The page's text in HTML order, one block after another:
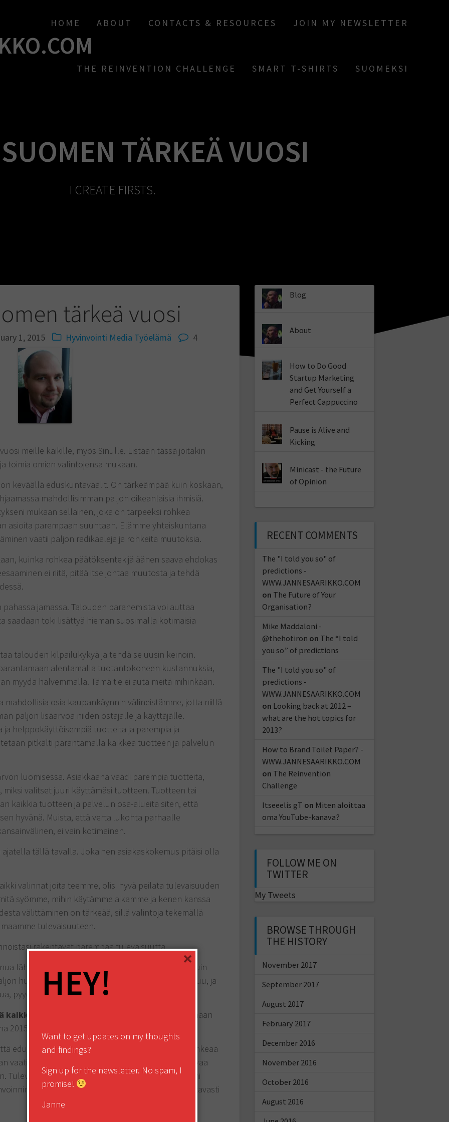
HOME ABOUT CONTACTS & RESOURCES JOIN MY NEWSLETTER
THE REINVENTION CHALLENGE SMART T-SHIRTS SUOMEKSI
TÄRKEÄ VUOSI
I CREATE FIRSTS.
tärkeä vuosi
1, 2015 Hyvinvointi Media Työelämä 4
meille kaikille, myös Sinulle. Listaan tässä joitakin
toimia omien valintojensa mukaan.
keväällä eduskuntavaalit. On tärkeämpää kuin koskaan,
mahdollisimman paljon oikeanlaisia ihmisiä.
mukaan sellainen, joka on tarpeeksi rohkea
asioita parempaan suuntaan. Elämme yhteiskuntana
vaatii paljon radikaaleja ja rohkeita muutoksia.
kuinka rohkea päätöksentekijä äänen saava ehdokas
ei riitä, pitää itse johtaa muutosta ja tehdä
jamassa. Talouden paranemista voi auttaa
saadaan toki lisättyä hieman suosimalla kotimaisia
talouden kilpailukykyä ja tehdä se uusin keinoin.
alentamalla tuotantokoneen kustannuksia,
myydä halvemmalla. Tämä tie ei auta meitä mihinkään.
mahdollisia osia kaupankäynnin välineistämme, jotta niillä
paljon lisäarvoa niiden ostajalle ja käyttäjälle.
ja helppokäyttöisempiä tuotteita ja parempia ja
pitkälti parantamalla kaikkea tuotteen ja palvelun
luomisessa. Asiakkaana vaadi parempia tuotteita,
valitset juuri käyttämäsi tuotteen. Tuotteen tai
kaikkia tuotteen ja palvelun osa-alueita siten, että
hyvänä. Muista, että vertailukohta parhaalle
ei vain kotimainen.
tällä tavalla. Jokainen asiakaskokemus pitäisi olla
valinnat joita teemme, olisi hyvä peilata tulevaisuuden
syömme, mihin käytämme aikamme ja kenen kanssa
välittäminen on tärkeää, sillä valintoja tekemällä
tulevaisuuteen.
rakentavat parempaa tulevaisuutta.
lähellä olevista ihmisistä huolta niin henkisesti kuin
huippukunnossa olevia ihmisiä. Hyvinvointi tarttuu, ja
pyydä sitä.
mainitsemiani neuvoja.
Mutta pyrin olemaan
2015.
eduskuntaan valitaan mahdollisimman monta rohkeaa
vaatimalla ja nostamalla hyvää ja lisäarvoa tuottavaa
Tulevaisuutta pohdin päivittäin ja pyrin esimerkilläni
eteen voisin tehdä paljon enemmän – toivottavasti
Blog
About
How to Do Good
Startup Marketing
and Get Yourself a
Perfect Cappuccino
Pause is Alive and
Kicking
Minicast - the Future
of Opinion
RECENT COMMENTS
The "I told you so" of
predictions -
WWW.JANNESAARIKKO.COM
on The Future of Your
Organisation?
Mike Maddaloni -
@thehotiron on The “I told
you so” of predictions
The "I told you so" of
predictions -
WWW.JANNESAARIKKO.COM
on Looking back at 2012 –
what are the hot topics for
2013?
How to Brand Toilet Paper? -
WWW.JANNESAARIKKO.COM
on The Reinvention
Challenge
Itseeelis gT on Miten aloittaa
oma YouTube-kanava?
FOLLOW ME ON
TWITTER
My Tweets
BROWSE THROUGH
THE HISTORY
November 2017
September 2017
August 2017
February 2017
December 2016
November 2016
October 2016
August 2016
HEY!
Want to get updates on my thoughts
and findings?
Sign up for the newsletter. No spam, I
promise!
Janne
×